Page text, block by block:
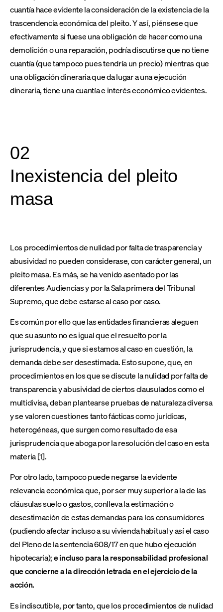
cuantía hace evidente la consideración de la existencia de la
trascendencia económica del pleito. Y así, piénsese que
efectivamente si fuese una obligación de hacer como una
demolición o una reparación, podría discutirse que no tiene
cuantía (que tampoco pues tendría un precio) mientras que
una obligación dineraria que da lugar a una ejecución
dineraria, tiene una cuantía e interés económico evidentes.
02
Inexistencia del pleito
masa
Los procedimientos de nulidad por falta de trasparencia y
abusividad no pueden considerase, con carácter general, un
pleito masa. Es más, se ha venido asentado por las
diferentes Audiencias y por la Sala primera del Tribunal
Supremo, que debe estarseal caso por caso.
Es común por ello que las entidades financieras aleguen
que su asunto no es igual que el resuelto por la
jurisprudencia, y que si estamos al caso en cuestión, la
demanda debe ser desestimada. Esto supone, que, en
procedimientos en los que se discute la nulidad por falta de
transparencia y abusividad de ciertos clausulados como el
multidivisa, deban plantearse pruebas de naturaleza diversa
y se valoren cuestiones tanto fácticas como jurídicas,
heterogéneas, que surgen como resultado de esa
jurisprudencia que aboga por la resolución del caso en esta
materia [1].
Por otro lado, tampoco puede negarse la evidente
relevancia económica que, por ser muy superior a la de las
cláusulas suelo o gastos, conlleva la estimación o
desestimación de estas demandas para los consumidores
(pudiendo afectar incluso a su vivienda habitual y así el caso
del Pleno de la sentencia 608/17 en que hubo ejecución
hipotecaria);e incluso para la responsabilidad profesional
que concierne a la dirección letrada en el ejercicio de la
acción.
Es indiscutible, por tanto, que los procedimientos de nulidad